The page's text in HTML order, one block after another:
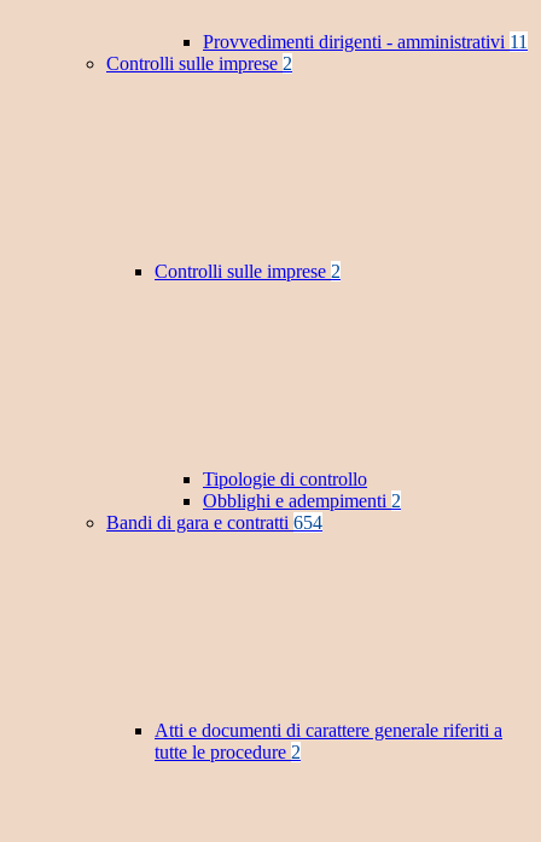
Provvedimenti dirigenti - amministrativi 11
Controlli sulle imprese 2
Controlli sulle imprese 2
Tipologie di controllo
Obblighi e adempimenti 2
Bandi di gara e contratti 654
Atti e documenti di carattere generale riferiti a
tutte le procedure 2